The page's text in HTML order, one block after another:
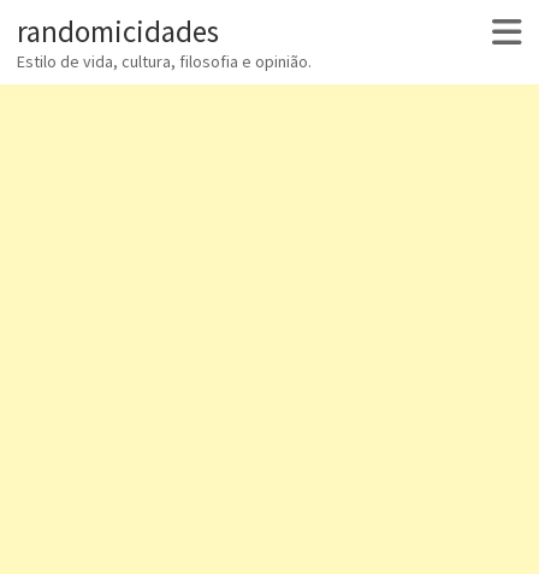
randomicidades
Estilo de vida, cultura, filosofia e opinião.